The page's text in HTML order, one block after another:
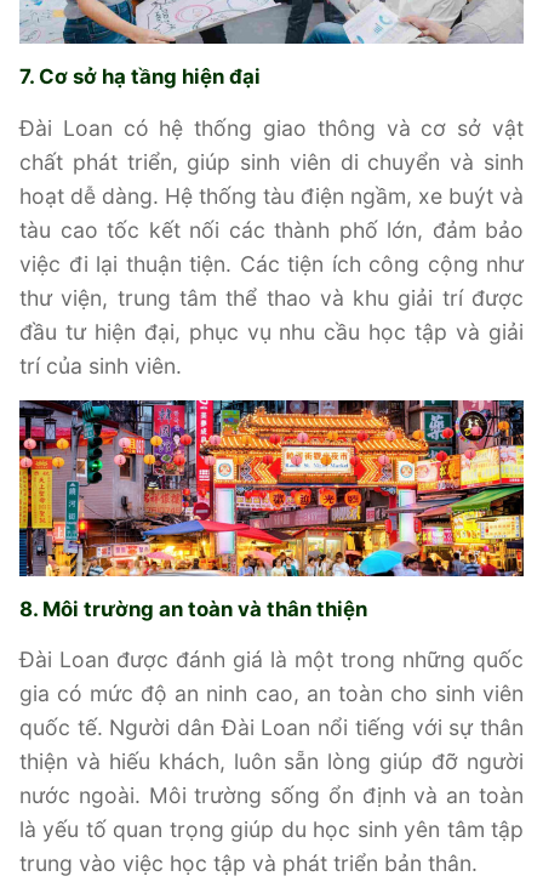
7. Cơ sở hạ tầng hiện đại
Đài Loan có hệ thống giao thông và cơ sở vật
chất phát triển, giúp sinh viên di chuyển và sinh
hoạt dễ dàng. Hệ thống tàu điện ngầm, xe buýt và
tàu cao tốc kết nối các thành phố lớn, đảm bảo
việc đi lại thuận tiện. Các tiện ích công cộng như
thư viện, trung tâm thể thao và khu giải trí được
đầu tư hiện đại, phục vụ nhu cầu học tập và giải
trí của sinh viên.
8. Môi trường an toàn và thân thiện
Đài Loan được đánh giá là một trong những quốc
gia có mức độ an ninh cao, an toàn cho sinh viên
quốc tế. Người dân Đài Loan nổi tiếng với sự thân
thiện và hiếu khách, luôn sẵn lòng giúp đỡ người
nước ngoài. Môi trường sống ổn định và an toàn
là yếu tố quan trọng giúp du học sinh yên tâm tập
trung vào việc học tập và phát triển bản thân.